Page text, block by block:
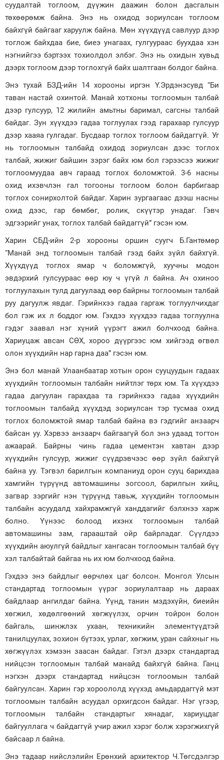
суудалтай тоглоом, дүүжин даажин болон дасгалын
төхөөрөмж байна. Энэ нь охидод зориулсан тоглоом
байхгүй байгааг харуулж байна. Мөн хүүхдүүд савлуур дээр
тоглож байхдаа бие, биеэ унагаах, гулгуураас буухдаа хэн
нэгнийгээ бэртээх тохиолдол элбэг. Энэ нь охидын хувьд
дээрх тоглоом дээр тоглохгүй байх шалтгаан болдог байна.
Энэ тухай БЗД-ийн 14 хорооны иргэн Ү.Эрдэнэсувд “Би
таван настай охинтой. Манай хотхоны тоглоомын талбай
дээр гулсуур, 12 жилийн амьтны баримал, сагсны талбай
байдаг. Зун хүүхдээ гадаа тоглуулах гээд гарахаар гулсуур
дээр хааяа гулгадаг. Бусдаар тоглох тоглоом байдаггүй. Уг
нь тоглоомын талбайд охидод зориулсан дээс тоглох
талбай, жижиг байшин зэрэг байх юм бол гэрээсээ жижиг
тоглоомуудаа авч гараад тоглох боломжтой. 3-6 насны
охид ихэвчлэн гал тогооны тоглоом болон барбигаар
тоглох сонирхолтой байдаг. Харин зургаагаас дээш насны
охид дээс, гар бөмбөг, ролик, скүүтэр унадаг. Гэвч
эдгээрийг унах, тоглох талбай байдаггүй” гэсэн юм.
Харин СБД-ийн 2-р хорооны оршин суугч Б.Гантөмөр
“Манай энд тоглоомын талбай гээд байх зүйл байхгүй.
Хүүхдүүд тоглох ямар ч боломжгүй, хуучны модон
эвдэрхий гулсуураас өөр юу ч үгүй л байна. Ач охиноо
тоглуулахын тулд дагуулаад өөр байрны тоглоомын талбай
руу дагуулж явдаг. Гэрийнхээ гадаа гаргаж тоглуулчихдаг
бол гэж их л боддог юм. Гэхдээ хүүхдээ гадаа тоглуулна
гэдэг заавал нэг хүний үүрэгт ажил болчхоод байна.
Хариуцаж авсан СӨХ, хороо дүүргээс юм хийгээд өгвөл
олон хүүхдийн нар гарна даа” гэсэн юм.
Энэ бол манай Улаанбаатар хотын орон сууцуудын гадаах
хүүхдийн тоглоомын талбайн нийтлэг төрх юм. Та хүүхдээ
гадаа дагуулан гарахдаа та гэрийнхээ гадаа хүүхдийн
тоглоомын талбайд хүүхдэд зориулсан тэр тусмаа охид
тоглох боломжтой ямар талбай байна вэ гэдгийг анзаарч
байсан уу. Хэрвээ анзаарч байгаагүй бол энэ удаад тогтон
ажаарай. Байрны чинь гадаа цементэн хавтан дээр
хүүхдийн гулсуур, жижиг сүүдрэвчээс өөр зүйл байхгүй
байна уу. Тэгвэл барилгын компаниуд орон сууц барихдаа
хамгийн түрүүнд автомашины зогсоол, барилгын хийц,
загвар зэргийг нэн түрүүнд тавьж, хүүхдийн тоглоомын
талбайн асуудалд хайхрамжгүй ханддагийг бэлхнээ харж
болно. Үүнээс болоод ихэнх тоглоомын талбай
автомашины зам, гарааштай ойр байрладаг. Сүүлдээ
хүүхдийн аюулгүй байдлыг хангасан тоглоомын талбай бүү
хэл талбайтай байгаа нь их юм болчхоод байна.
Гэхдээ энэ байдлыг өөрчлөх цаг болсон. Монгол Улсын
стандартад тоглоомын үүрэг зориулалтаар нь дараах
байдлаар ангилдаг байна. Үүнд, танин мэдэхүйн, биеийн
хөгжил, хөдөлгөөний хөгжүүлэх, орчин тойрон болон
байгаль, шинжлэх ухаан, техникийн элементүүдтэй
танилцуулах, зохион бүтээх, урлаг, хөгжим, уран сайхныг нь
хөгжүүлэх хэмээн заасан байдаг. Гэтэл дээрх стандартад
нийцсэн тоглоомын талбай манайд байхгүй байна. Ганц
нэгхэн дээрх стандартад нийцсэн тоглоомын талбай
байгуулсан. Харин гэр хороололд хүүхэд амьдардаггүй мэт
тоглоомын талбайн асуудал орхигдсон байдаг. Нэг үгээр,
тоглоомын талбайн стандартыг хянадаг, хариуцдаг
байгууллага ч байдаггүй учир ажил хэрэг болж хэрэгжихгүй
байсаар л байна.
Энэ тадаар нийслэлийн Ерөнхий архитектор Ч.Төгсдэлгэр